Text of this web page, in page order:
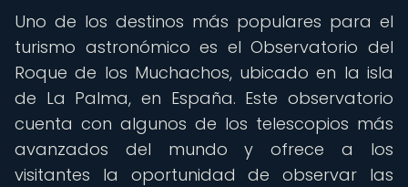
Uno de los destinos más populares para el
turismo astronómico es el Observatorio del
Roque de los Muchachos, ubicado en la isla
de La Palma, en España. Este observatorio
cuenta con algunos de los telescopios más
avanzados del mundo y ofrece a los
visitantes la oportunidad de observar las